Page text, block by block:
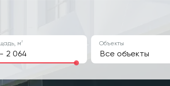
м2
-
Объекты
Все объекты